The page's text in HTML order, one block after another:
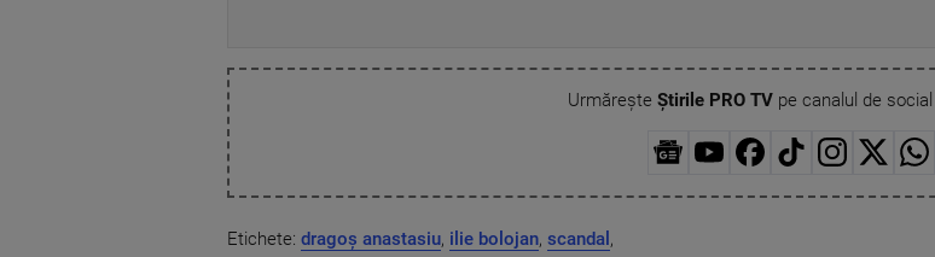
Urmărește Știrile PRO TVpe canalul de
Etichete: dragoș anastasiu, ilie bolojan, scandal ,